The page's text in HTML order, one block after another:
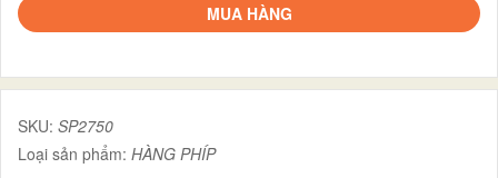
MUA HÀNG
SKU: SP2750
Loại sản phẩm: HÀNG PHÍP